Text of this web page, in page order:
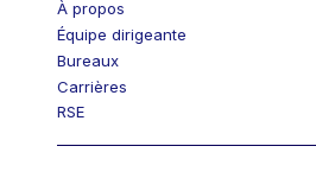
À propos
Équipe dirigeante
Bureaux
Carrières
RSE